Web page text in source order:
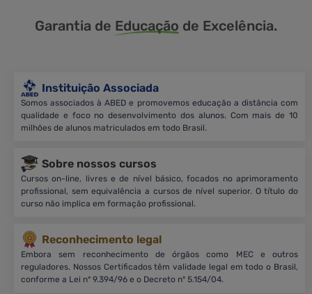
Garantia de Educação de Excelência.
Instituição Associada
Somos associados à ABED e promovemos educação a distância com
qualidade e foco no desenvolvimento dos alunos. Com mais de 10
milhões de alunos matriculados em todo Brasil.
Sobre nossos cursos
Cursos on-line, livres e de nível básico, focados no aprimoramento
profissional, sem equivalência a cursos de nível superior. O título do
curso não implica em formação profissional.
Reconhecimento legal
Embora sem reconhecimento de órgãos como MEC e outros
reguladores. Nossos Certificados têm validade legal em todo o Brasil,
conforme a Lei nº 9.394/96 e o Decreto nº 5.154/04.